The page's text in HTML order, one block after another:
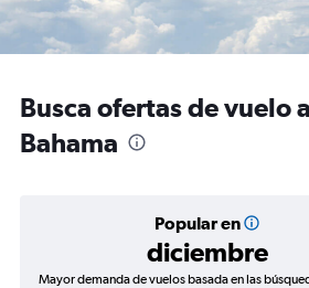
Busca ofertas de vuelo
Bahama
Popular en
diciembre
Mayor demanda de vuelos basada en las